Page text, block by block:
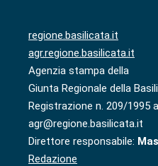
regione.basilicata.it
agr.regione.basilicata.it
Agenzia stampa della
Giunta Regionale della
Registrazione n. 209/1995
agr@regione.basilicata.it
Direttore responsabile:
Redazione